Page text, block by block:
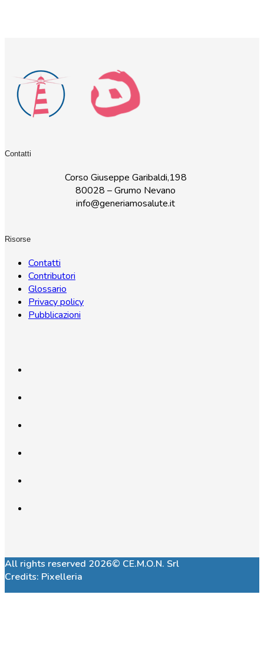
Contatti
Corso Giuseppe Garibaldi,198
80028 – Grumo Nevano
info@generiamosalute.it
Risorse
Contatti
Contributori
Glossario
Privacy policy
Pubblicazioni
All rights reserved 2026© CE.M.O.N. Srl
Credits: Pixelleria